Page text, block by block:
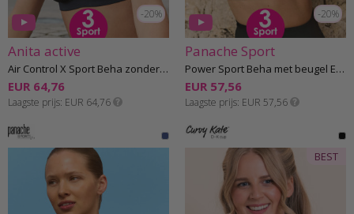
-20%
Anita active
Air Control X Sport Beha zonder beugel E-H cup
EUR 64,76
Laagste prijs EUR 64,76
-20%
Panache Sport
Power Sport Beha met beugel E-M cup
EUR 57,56
Laagste prijs EUR 57,56
BEST